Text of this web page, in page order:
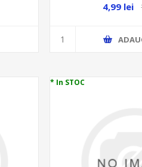
4,99 lei
* In STOC